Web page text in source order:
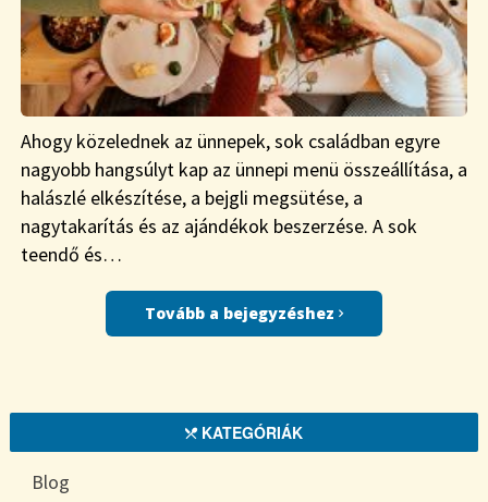
Ahogy közelednek az ünnepek, sok családban egyre
nagyobb hangsúlyt kap az ünnepi menü összeállítása, a
halászlé elkészítése, a bejgli megsütése, a
nagytakarítás és az ajándékok beszerzése. A sok
teendő és…
Tovább a bejegyzéshez
KATEGÓRIÁK
Blog